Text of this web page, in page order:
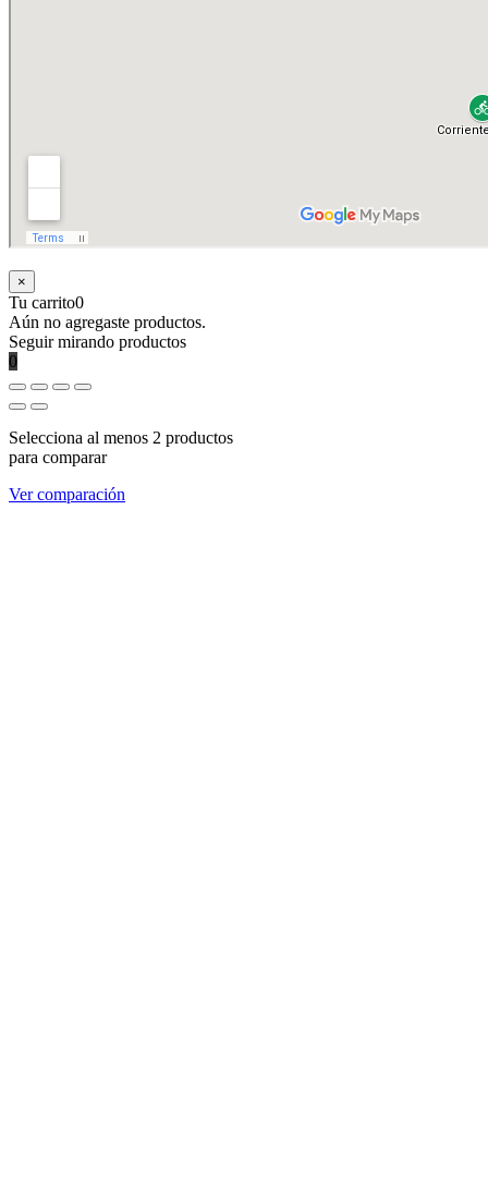
×
Tu carrito0
Aún no agregaste productos.
Seguir mirando productos
0
Selecciona al menos 2 productos
para comparar
Ver comparación